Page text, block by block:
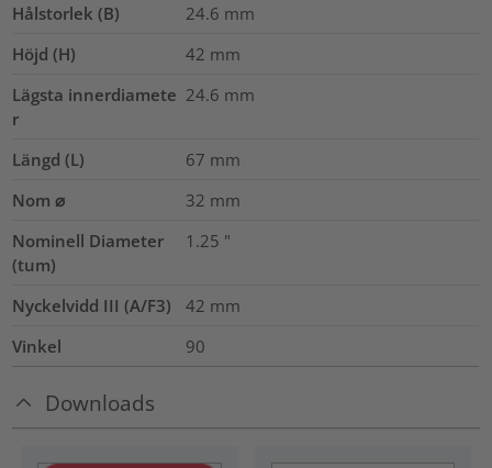
Hålstorlek (B)
24.6 mm
Höjd (H)
42 mm
Lägsta innerdiamete
r
24.6 mm
Längd (L) 67 mm
Nom ⌀
32 mm
Nominell Diameter
(tum)
1.25 "
Nyckelvidd III (A/F3) 42 mm
Vinkel
90
Downloads